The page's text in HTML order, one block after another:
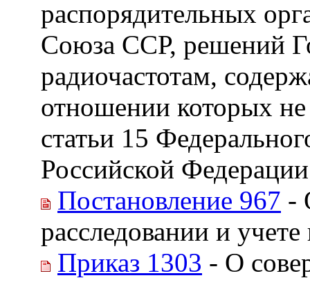
распорядительных
Союза ССР, решений
радиочастотам,
отношении которых
статьи 15
Российской
Постановление 967 -
расследовании и
Приказ 1303 - О